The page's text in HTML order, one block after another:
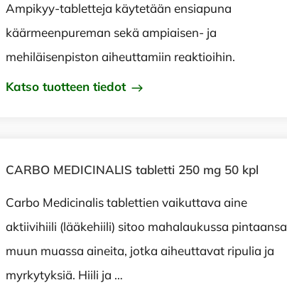
Ampikyy-tabletteja käytetään ensiapuna
käärmeenpureman sekä ampiaisen- ja
mehiläisenpiston aiheuttamiin reaktioihin.
Katso tuotteen tiedot
CARBO MEDICINALIS tabletti 250 mg 50 kpl
Carbo Medicinalis tablettien vaikuttava aine
aktiivihiili (lääkehiili) sitoo mahalaukussa pintaansa
muun muassa aineita, jotka aiheuttavat ripulia ja
myrkytyksiä. Hiili ja …